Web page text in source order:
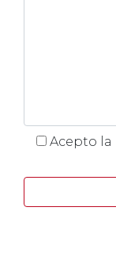
Acepto la